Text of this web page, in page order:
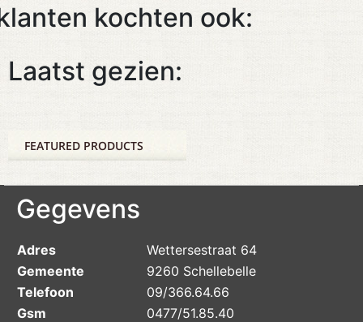
kochten ook:
Laatst gezien:
FEATURED PRODUCTS
Gegevens
Adres
Wettersestraat 64
Gemeente
9260 Schellebelle
Telefoon
09/366.64.66
Gsm
0477/51.85.40